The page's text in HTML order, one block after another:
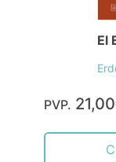
El
PVP.